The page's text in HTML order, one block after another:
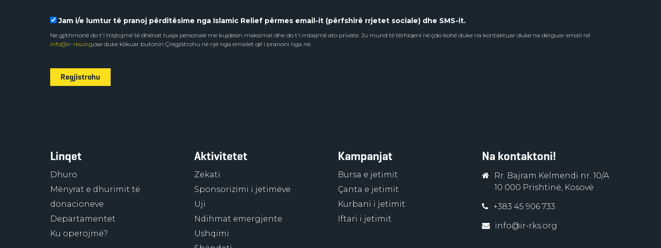
Jam i/e lumtur të pranoj përditësime nga Islamic Relief përmes email-it (përfshirë rrjetet sociale) dhe SMS-it.
Ne gjithmonë do t'i trajtojmë të dhënat tuaja personale me kujdesin maksimal dhe do t'i mbajmë ato private. Ju mund të tërhiqeni në çdo kohë duke na kontaktuar duke na dërguar email në
info@ir-rks.org,ose duke klikuar butonin Çregjistrohu në një nga emailet që i pranoni nga ne.
Regjistrohu
Linqet
Dhuro
Mënyrat e dhurimit të
donacioneve
Departamentet
Ku operojmë?
Aktivitetet
Zekati
Sponsorizimi i jetimëve
Uji
Ndihmat emergjente
Ushqimi
Kampanjat
Bursa e jetimit
Çanta e jetimit
Kurbani i jetimit
Iftari i jetimit
Na kontaktoni!
Rr. Bajram Kelmendi nr. 10/A
10 000 Prishtinë, Kosovë
+383 45 906 733
info@ir-rks.org